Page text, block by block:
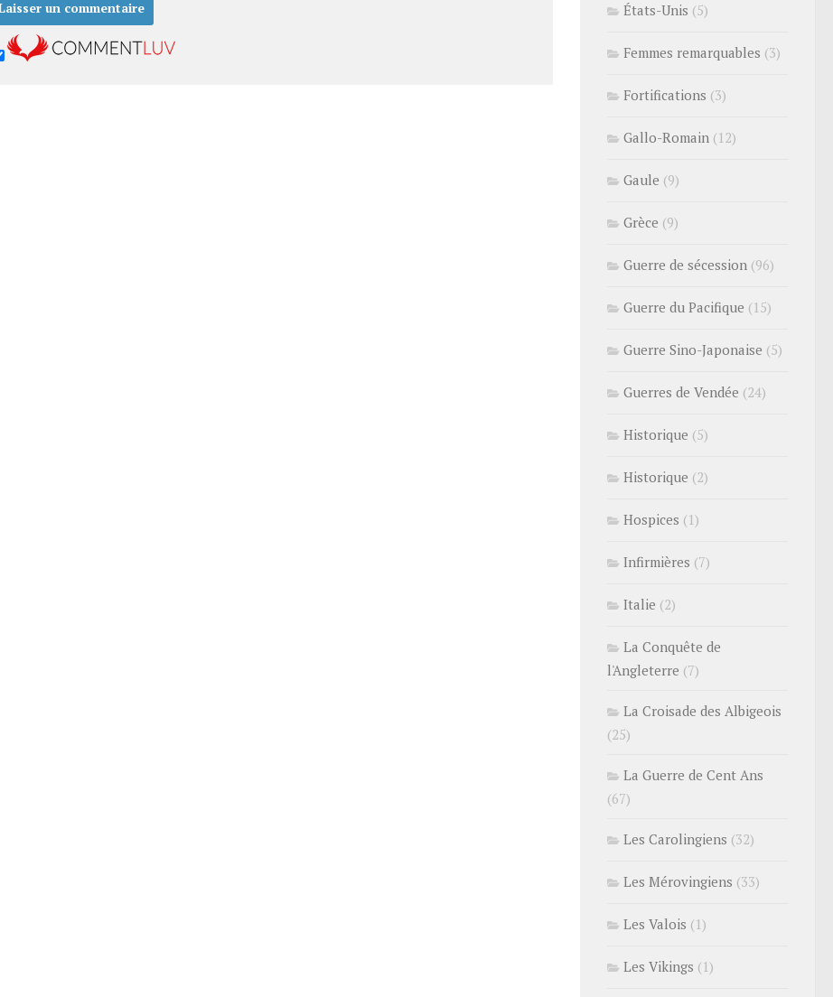
États-Unis (5)
Femmes remarquables (3)
Fortifications (3)
Gallo-Romain (12)
Gaule (9)
Grèce (9)
Guerre de sécession (96)
Guerre du Pacifique (15)
Guerre Sino-Japonaise (5)
Guerres de Vendée (24)
Historique (5)
Historique (2)
Hospices (1)
Infirmières (7)
Italie (2)
La Conquête de
l'Angleterre (7)
La Croisade des Albigeois
(25)
La Guerre de Cent Ans
(67)
Les Carolingiens (32)
Les Mérovingiens (33)
Les Valois (1)
Les Vikings (1)